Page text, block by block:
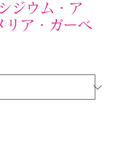
ジウム・ア
リア・ガーベ